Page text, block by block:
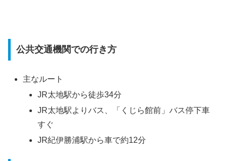
公共交通機関での行き方
主なルート
JR太地駅から徒歩34分
JR太地駅よりバス、「くじら館前」バス停下車
すぐ
JR紀伊勝浦駅から車で約12分